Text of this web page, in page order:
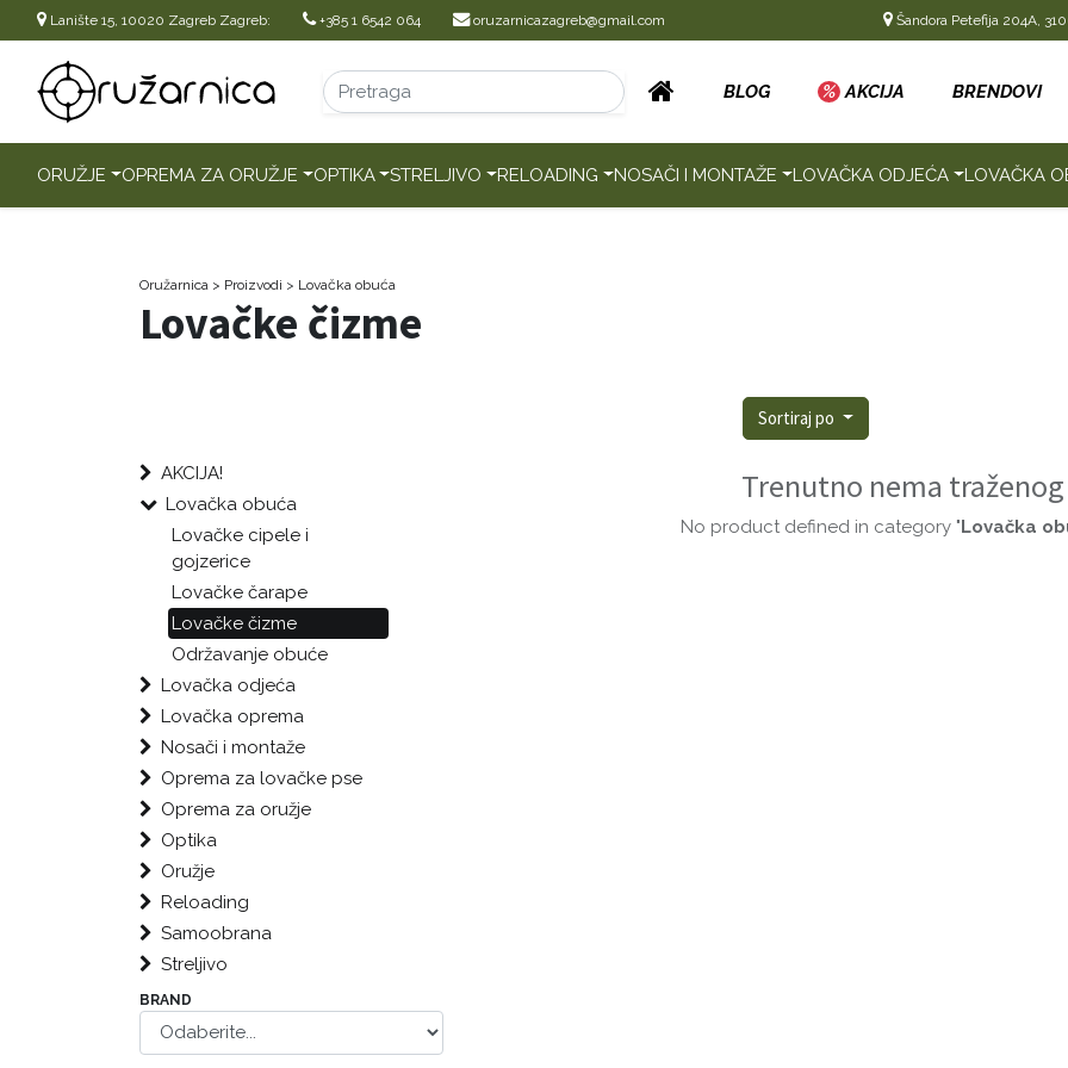
Lanište 15, 10020 Zagreb Zagreb: +385 1 6542 064 oruzarnicazagreb@gmail.com Šandora Petefija 204A,
BLOG % AKCIJA BRENDOVI
ORUŽJE OPREMA ZA ORUŽJE OPTIKA STRELJIVO RELOADING NOSAČI I MONTAŽE LOVAČKA ODJEĆA LOVAČKA
Oružarnica > Proizvodi > Lovačka obuća
Lovačke čizme
Sortiraj po
AKCIJA!
Lovačka obuća
Lovačke cipele i
gojzerice
Lovačke čarape
Lovačke čizme
Održavanje obuće
Lovačka odjeća
Lovačka oprema
Nosači i montaže
Oprema za lovačke pse
Oprema za oružje
Optika
Oružje
Reloading
Samoobrana
Streljivo
BRAND
Trenutno nema
No product defined in category "Lovačka